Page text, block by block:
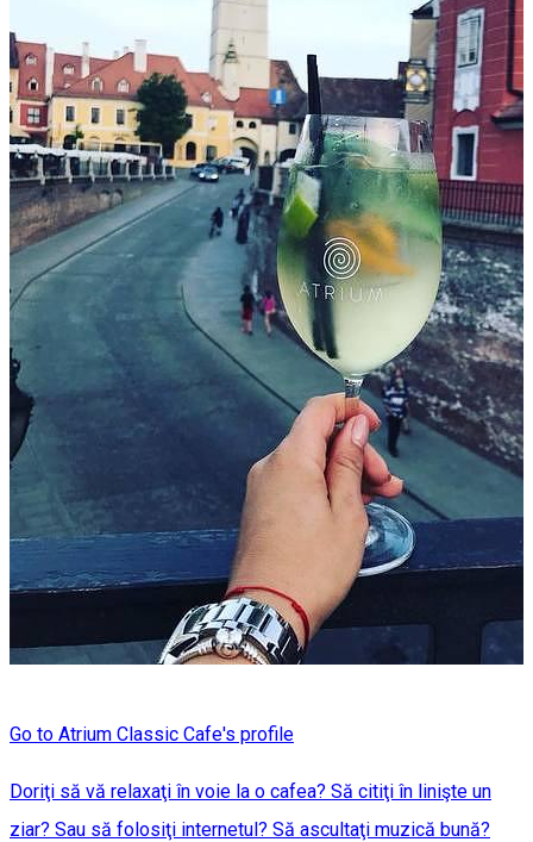
Go to Atrium Classic Cafe's profile
Doriţi să vă relaxaţi în voie la o cafea? Să citiţi în linişte un
ziar? Sau să folosiţi internetul? Să ascultaţi muzică bună?